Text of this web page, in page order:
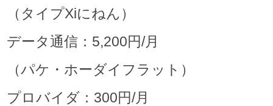
（タイプXiにねん）
データ通信：5,200円/月
（パケ・ホーダイフラット）
プロバイダ：300円/月